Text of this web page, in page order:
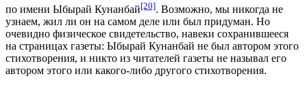
по имени Ыбырай Кунанбай[20]. Возможно, мы никогда не
узнаем, жил ли он на самом деле или был придуман. Но
очевидно физическое свидетельство, навеки сохранившееся
на страницах газеты: Ыбырай Кунанбай не был автором этого
стихотворения, и никто из читателей газеты не называл его
автором этого или какого-либо другого стихотворения.